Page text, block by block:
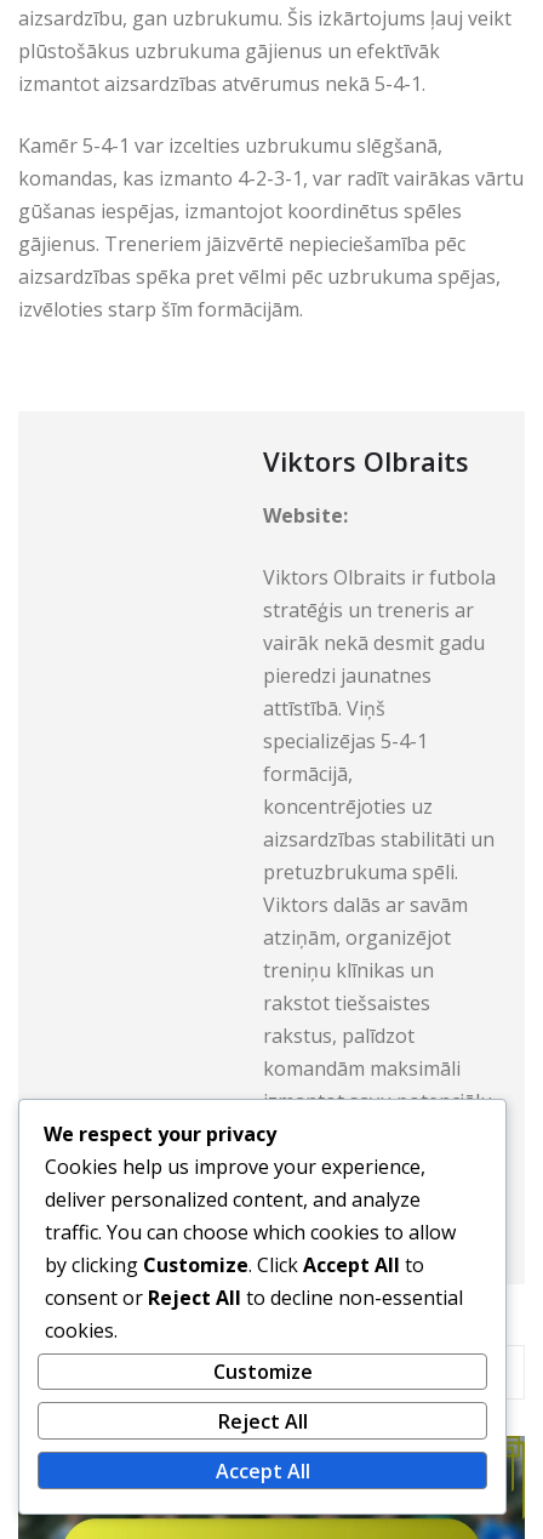
aizsardzību, gan uzbrukumu. Šis izkārtojums ļauj veikt
plūstošākus uzbrukuma gājienus un efektīvāk
izmantot aizsardzības atvērumus nekā 5-4-1.
Kamēr 5-4-1 var izcelties uzbrukumu slēgšanā,
komandas, kas izmanto 4-2-3-1, var radīt vairākas vārtu
gūšanas iespējas, izmantojot koordinētus spēles
gājienus. Treneriem jāizvērtē nepieciešamība pēc
aizsardzības spēka pret vēlmi pēc uzbrukuma spējas,
izvēloties starp šīm formācijām.
Viktors Olbraits
Website:
Viktors Olbraits ir futbola
stratēģis un treneris ar
vairāk nekā desmit gadu
pieredzi jaunatnes
attīstībā. Viņš
specializējas 5-4-1
formācijā,
koncentrējoties uz
aizsardzības stabilitāti un
pretuzbrukuma spēli.
Viktors dalās ar savām
atziņām, organizējot
treniņu klīnikas un
rakstot tiešsaistes
rakstus, palīdzot
komandām maksimāli
izmantot savu potenciālu
laukumā.
RELATED STORY
We respect your privacy
Cookies help us improve your experience,
deliver personalized content, and analyze
traffic. You can choose which cookies to allow
by clicking Customize. ClickAccept All to
consent or Reject All to decline non-essential
cookies.
Customize
Reject All
Accept All